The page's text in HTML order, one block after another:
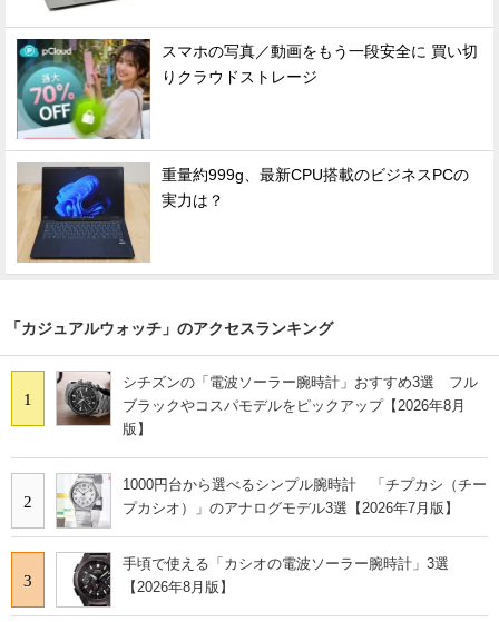
スマホの写真／動画をもう一段安全に 買い切
りクラウドストレージ
重量約999g、最新CPU搭載のビジネスPCの
実力は？
「カジュアルウォッチ」のアクセスランキング
1
シチズンの「電波ソーラー腕時計」おすすめ3選 フル
ブラックやコスパモデルをピックアップ【2026年8月
版】
2
1000円台から選べるシンプル腕時計 「チプカシ（チー
プカシオ）」のアナログモデル3選【2026年7月版】
3
手頃で使える「カシオの電波ソーラー腕時計」3選
【2026年8月版】